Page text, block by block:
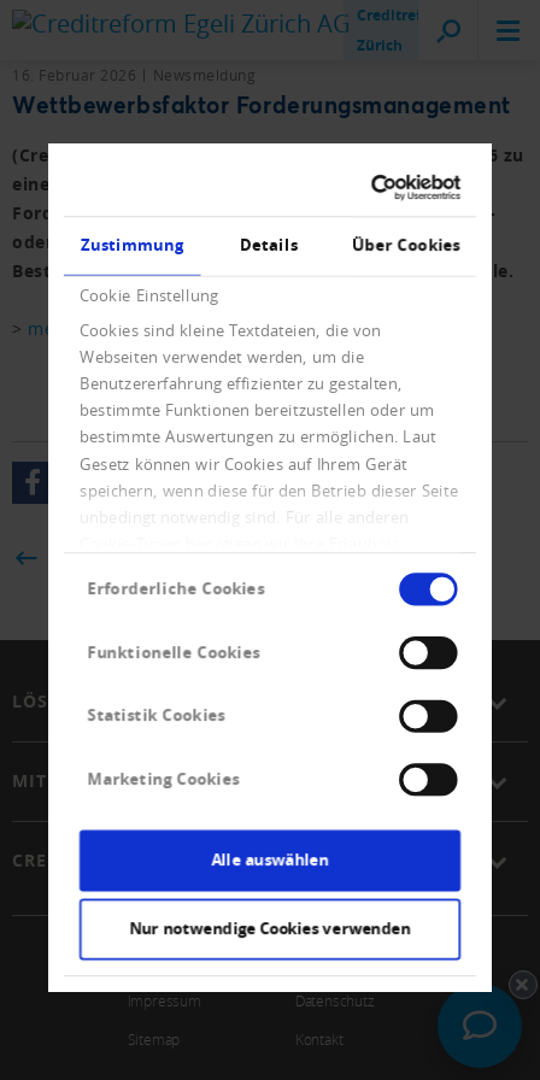
Zustimmung Details Über Cookies
Cookie Einstellung
Cookies sind kleine Textdateien, die von
Webseiten verwendet werden, um die
Benutzererfahrung effizienter zu gestalten,
bestimmte Funktionen bereitzustellen oder um
bestimmte Auswertungen zu ermöglichen. Laut
Gesetz können wir Cookies auf Ihrem Gerät
speichern, wenn diese für den Betrieb dieser Seite
unbedingt notwendig sind. Für alle anderen
Erforderliche Cookies
Funktionelle Cookies
Statistik Cookies
Marketing Cookies
Alle auswählen
Nur notwendige Cookies verwenden
Creditreform
Zürich
16. Februar 2026 Newsmeldung
Wettbewerbsfaktor Forderungsmanagement
(Creditreform Österreich) Zahlungsfähigkeit wird 2026 zu
einem entscheidenden Erfolgsfaktor.
Forderungsmanagement ist damit kein reines Kosten-
oder Inkassothema mehr, sondern ein integraler
Bestandteil stabiler und nachhaltiger Geschäftsmodelle.
> mehr erfahren
LÖSUNGEN
MITGLIEDSCHAFT
CREDITREFORM
© 2026 Schweizerischer Verband Creditreform Gen
Impressum
Datenschutz
Sitemap
Kontakt